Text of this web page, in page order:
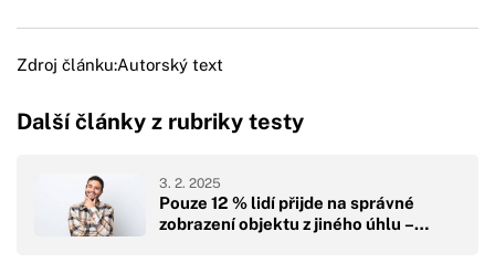
Zdroj článku:Autorský text
Další články z rubriky testy
Pouze 12 % lidí přijde na správné
zobrazení objektu z jiného úhlu –…
3. 2. 2025